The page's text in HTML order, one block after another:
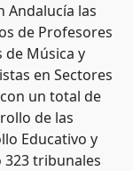
Andalucía las
de Profesores
de Música y
en Sectores
un total de
de las
Educativo y
tribunales